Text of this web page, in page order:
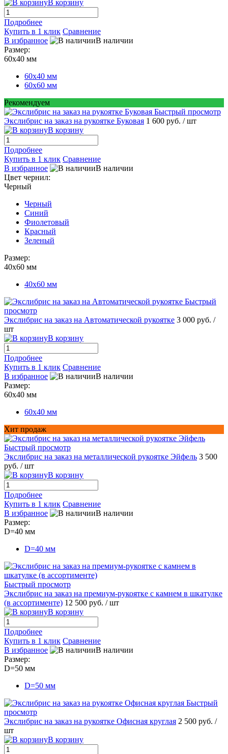
В корзину
Подробнее
Купить в 1 клик Сравнение
В избранное
В наличии
Размер:
60х40 мм
60х40 мм
60х60 мм
Рекомендуем
Быстрый просмотр
Экслибрис на заказ на рукоятке Буковая 1 600 руб. / шт
В корзину
Подробнее
Купить в 1 клик Сравнение
В избранное
В наличии
Цвет чернил:
Черный
Черный
Синий
Фиолетовый
Красный
Зеленый
Размер:
40х60 мм
40х60 мм
Быстрый
просмотр
Экслибрис на заказ на Автоматической рукоятке 3 000 руб. /
шт
В корзину
Подробнее
Купить в 1 клик Сравнение
В избранное
В наличии
Размер:
60х40 мм
60х40 мм
Хит продаж
Быстрый просмотр
Экслибрис на заказ на металлической рукоятке Эйфель 3 500
руб. / шт
В корзину
Подробнее
Купить в 1 клик Сравнение
В избранное
В наличии
Размер:
D=40 мм
D=40 мм
Быстрый просмотр
Экслибрис на заказ на премиум-рукоятке с камнем в шкатулке
(в ассортименте) 12 500 руб. / шт
В корзину
Подробнее
Купить в 1 клик Сравнение
В избранное
В наличии
Размер:
D=50 мм
D=50 мм
Быстрый
просмотр
Экслибрис на заказ на рукоятке Офисная круглая 2 500 руб. /
шт
В корзину